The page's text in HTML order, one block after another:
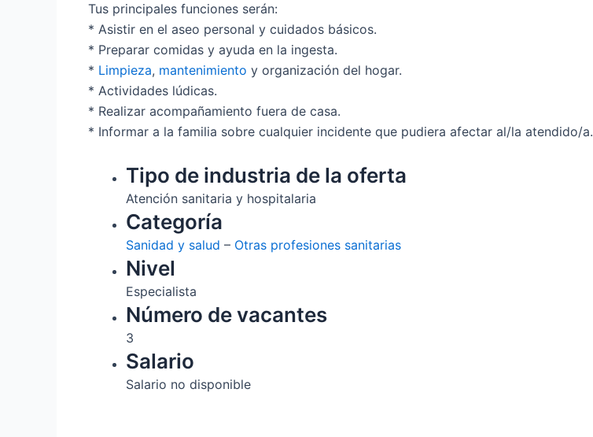
Tus principales funciones serán:
* Asistir en el aseo personal y cuidados básicos.
* Preparar comidas y ayuda en la ingesta.
* Limpieza, mantenimiento y organización del hogar.
* Actividades lúdicas.
* Realizar acompañamiento fuera de casa.
* Informar a la familia sobre cualquier incidente que pudiera afectar al/la atendido/a.
Tipo de industria de la oferta
Atención sanitaria y hospitalaria
Categoría
Sanidad y salud – Otras profesiones sanitarias
Nivel
Especialista
Número de vacantes
3
Salario
Salario no disponible